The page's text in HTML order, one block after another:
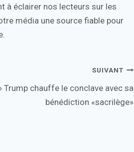
à éclairer nos lecteurs sur les
média une source fiable pour
SUIVANT
Trump chauffe le conclave avec sa
bénédiction «sacrilège»